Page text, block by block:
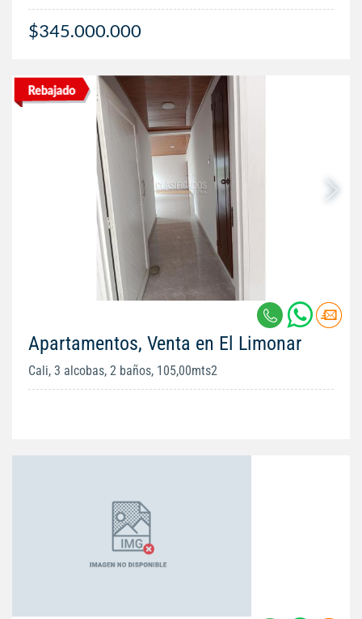
$345.000.000
Apartamentos, Venta en El Limonar
Cali, 3 alcobas, 2 baños, 105,00mts2